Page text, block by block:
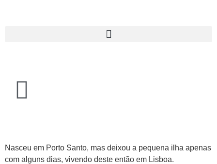
Nasceu em Porto Santo, mas deixou a pequena ilha apenas
com alguns dias, vivendo deste então em Lisboa.